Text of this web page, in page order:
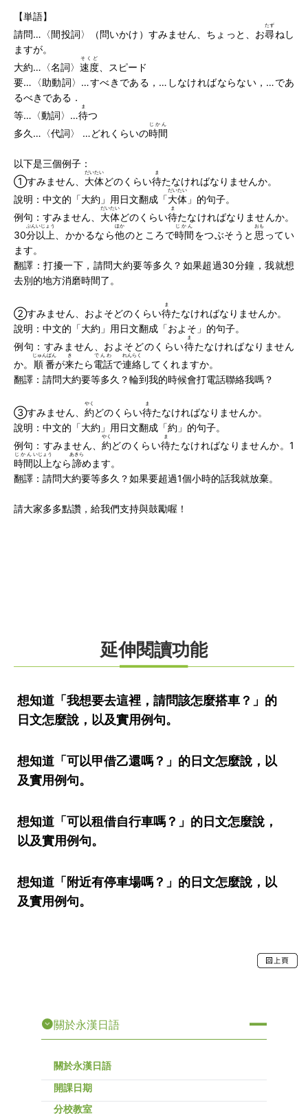
【単語】
請問…〈間投詞〉（問いかけ）すみません、ちょっと、お尋
たず
ねし
ますが。
大約…〈名詞〉 速度
そくど
、スピード
要…〈助動詞〉…すべきである，…しなければならない，…であ
るべきである．
等…〈動詞〉…待
ま
つ
多久…〈代詞〉 …どれくらいの時間
じかん
以下是三個例子：
①すみません、 大体
だいたい
どのくらい待
ま
たなければなりませんか。
說明：中文的「大約」用日文翻成「大体
だいたい
」的句子。
例句：すみません、 大体
だいたい
どのくらい待
ま
たなければなりませんか。
30分以上
ぷんいじょう
、かかるなら他
ほか
のところで時間
じかん
をつぶそうと 思
おも
ってい
ます。
翻譯：打擾一下，請問大約要等多久？如果超過30分鐘，我就想
去別的地方消磨時間了。
②すみません、およそどのくらい待
ま
たなければなりませんか。
說明：中文的「大約」用日文翻成「およそ」的句子。
例句：すみません、およそどのくらい待
ま
たなければなりません
か。
順番
じゅんばん
が来
き
たら電話
でんわ
で連絡
れんらく
してくれますか。
翻譯：請問大約要等多久？輪到我的時候會打電話聯絡我嗎？
③すみません、 約
やく
どのくらい待
ま
たなければなりませんか。
說明：中文的「大約」用日文翻成「約」的句子。
例句：すみません、 約
やく
どのくらい待
ま
たなければなりませんか。1
時間
じかん
以上
いじょう
なら諦
あきら
めます。
翻譯：請問大約要等多久？如果要超過1個小時的話我就放棄。
請大家多多點讚，給我們支持與鼓勵喔！
延伸閱讀功能
想知道「我想要去這裡，請問該怎麼搭車？」的
日文怎麼說，以及實用例句。
想知道「可以甲借乙還嗎？」的日文怎麼說，以
及實用例句。
想知道「可以租借自行車嗎？」的日文怎麼說，
以及實用例句。
想知道「附近有停車場嗎？」的日文怎麼說，以
及實用例句。
關於永漢日語
關於永漢日語
開課日期
分校教室